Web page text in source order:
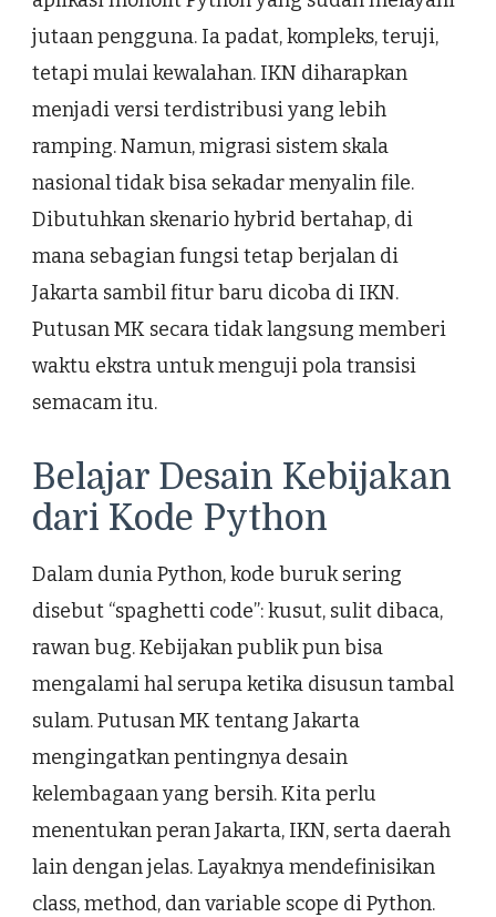
jutaan pengguna. Ia padat, kompleks, teruji,
tetapi mulai kewalahan. IKN diharapkan
menjadi versi terdistribusi yang lebih
ramping. Namun, migrasi sistem skala
nasional tidak bisa sekadar menyalin file.
Dibutuhkan skenario hybrid bertahap, di
mana sebagian fungsi tetap berjalan di
Jakarta sambil fitur baru dicoba di IKN.
Putusan MK secara tidak langsung memberi
waktu ekstra untuk menguji pola transisi
semacam itu.
Belajar Desain Kebijakan
dari Kode Python
Dalam dunia Python, kode buruk sering
disebut “spaghetti code”: kusut, sulit dibaca,
rawan bug. Kebijakan publik pun bisa
mengalami hal serupa ketika disusun tambal
sulam. Putusan MK tentang Jakarta
mengingatkan pentingnya desain
kelembagaan yang bersih. Kita perlu
menentukan peran Jakarta, IKN, serta daerah
lain dengan jelas. Layaknya mendefinisikan
class, method, dan variable scope di Python.